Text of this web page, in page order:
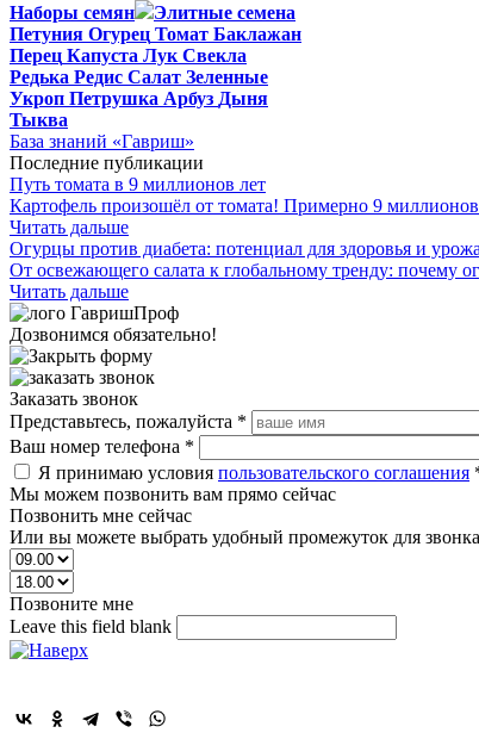
Наборы семян
Элитные семена
Петуния Огурец Томат Баклажан
Перец Капуста Лук Свекла
Редька Редис Салат Зеленные
Укроп Петрушка Арбуз Дыня
Тыква
База знаний «Гавриш»
Последние публикации
Путь томата в 9 миллионов лет
Картофель произошёл от томата! Примерно 9
Читать дальше
Огурцы против диабета: потенциал для здоровья и
От освежающего салата к глобальному тренду: почему
Читать дальше
Дозвонимся обязательно!
Заказать звонок
Представьтесь, пожалуйста *
Ваш номер телефона *
Я принимаю условия пользовательского соглашения
Мы можем позвонить вам прямо сейчас
Позвонить мне сейчас
Или вы можете выбрать удобный промежуток для
Позвоните мне
Leave this field blank